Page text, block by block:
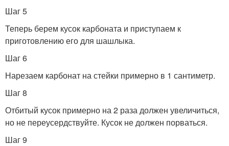
Шаг 5
Теперь берем кусок карбоната и приступаем к
приготовлению его для шашлыка.
Шаг 6
Нарезаем карбонат на стейки примерно в 1 сантиметр.
Шаг 8
Отбитый кусок примерно на 2 раза должен увеличиться,
но не переусердствуйте. Кусок не должен порваться.
Шаг 9